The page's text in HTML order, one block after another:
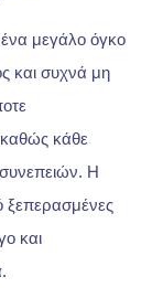
μεγάλο όγκο
και συχνά μη
κάθε
Η
ξεπερασμένες
και